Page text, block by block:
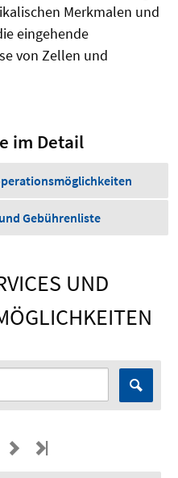
Merkmalen und
eingehende
von Zellen und
im Detail
Gebührenliste
UND